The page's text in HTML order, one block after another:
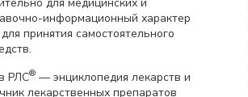
информационный характер
принятия самостоятельного
РЛС® — энциклопедия лекарств и
лекарственных препаратов